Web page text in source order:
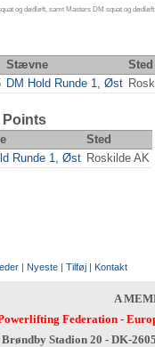
og dødløft, samt Masters DM squat og
Stævne
Sted
DM Hold Runde 1, Øst
Points
Sted
Runde 1, Øst Roskilde AK
| Nyeste | Tilføj | Kontakt
A
Federation-
Stadion 20 - DK-